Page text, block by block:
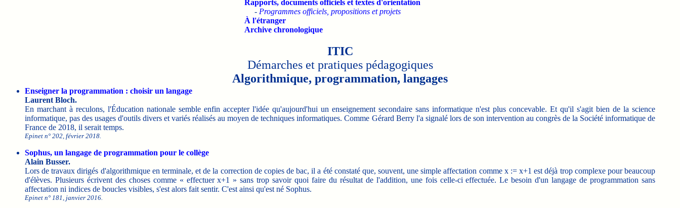
Rapports, documents officiels et textes d'orientation
- Programmes officiels, propositions et projets
À l'étranger
Archive chronologique
ITIC
Démarches et pratiques pédagogiques
Algorithmique, programmation, langages
Enseigner la programmation : choisir un langage
Laurent Bloch.
En marchant à reculons, l'Éducation nationale semble enfin accepter l'idée qu'aujourd'hui un enseignement secondaire sans informatique n'est plus concevable. Et qu'il s'agit bien de la science
informatique, pas des usages d'outils divers et variés réalisés au moyen de techniques informatiques. Comme Gérard Berry l'a signalé lors de son intervention au congrès de la Société informatique de
France de 2018, il serait temps.
Epinet n° 202, février 2018.
Sophus, un langage de programmation pour le collège
Alain Busser.
Lors de travaux dirigés d'algorithmique en terminale, et de la correction de copies de bac, il a été constaté que, souvent, une simple affectation comme x := x+1 est déjà trop complexe pour beaucoup
d'élèves. Plusieurs écrivent des choses comme « effectuer x+1 » sans trop savoir quoi faire du résultat de l'addition, une fois celle-ci effectuée. Le besoin d'un langage de programmation sans
affectation ni indices de boucles visibles, s'est alors fait sentir. C'est ainsi qu'est né Sophus.
Epinet n° 181, janvier 2016.